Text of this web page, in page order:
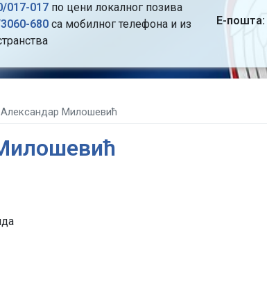
017-017по цени локалног позива
680са мобилног телефона и из
Е-пошта:
Милошевић